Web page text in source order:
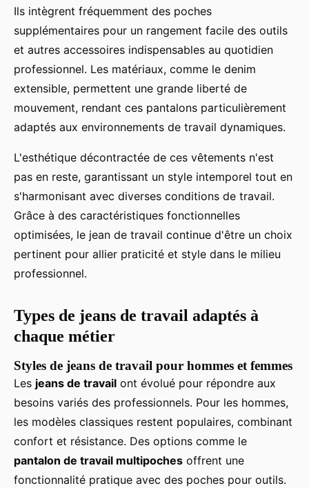
Ils intègrent fréquemment des poches
supplémentaires pour un rangement facile des outils
et autres accessoires indispensables au quotidien
professionnel. Les matériaux, comme le denim
extensible, permettent une grande liberté de
mouvement, rendant ces pantalons particulièrement
adaptés aux environnements de travail dynamiques.
L'esthétique décontractée de ces vêtements n'est
pas en reste, garantissant un style intemporel tout en
s'harmonisant avec diverses conditions de travail.
Grâce à des caractéristiques fonctionnelles
optimisées, le jean de travail continue d'être un choix
pertinent pour allier praticité et style dans le milieu
professionnel.
Types de jeans de travail adaptés à
chaque métier
Styles de jeans de travail pour hommes et femmes
Les jeans de travail ont évolué pour répondre aux
besoins variés des professionnels. Pour les hommes,
les modèles classiques restent populaires, combinant
confort et résistance. Des options comme le
pantalon de travail multipoches offrent une
fonctionnalité pratique avec des poches pour outils.